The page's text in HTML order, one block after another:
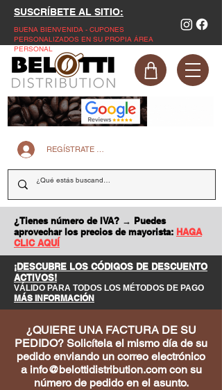
SUSCRÍBETE AL SITIO:
BUENA BIENVENIDA - CUPONES
PERSONALIZADOS EN SU PROPIA ÁREA
PERSONAL
REGÍSTRATE EN LA PÁGINA WEB
¿Tienes número de IVA? → Puedes
aprovechar los precios de mayorista: HAGA
CLIC AQUÍ
¡DESCUBRE LOS CÓDIGOS DE DESCUENTO
ACTIVOS!
VÁLIDO PARA TODOS LOS MÉTODOS DE PAGO
MÁS INFORMACIÓN
¿QUIERE UNA FACTURA DE SU
PEDIDO? Solicítela el mismo día de su
pedido enviando un correo electrónico
a info@belottidistribution.comcon su
número de pedido en el asunto.